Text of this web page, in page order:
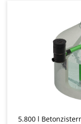
5.800 l